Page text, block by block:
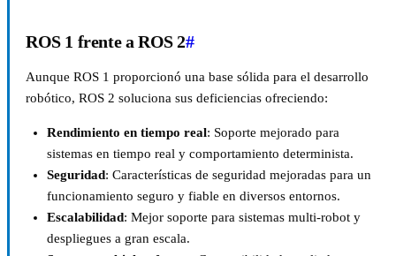
ROS 1 frente a ROS 2#
Aunque ROS 1 proporcionó una base sólida para el desarrollo
robótico, ROS 2 soluciona sus deficiencias ofreciendo:
Rendimiento en tiempo real: Soporte mejorado para
sistemas en tiempo real y comportamiento determinista.
Seguridad: Características de seguridad mejoradas para un
funcionamiento seguro y fiable en diversos entornos.
Escalabilidad: Mejor soporte para sistemas multi-robot y
despliegues a gran escala.